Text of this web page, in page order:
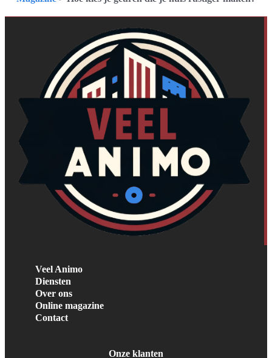
Veel Animo
Diensten
Over ons
Online magazine
Contact
Onze klanten